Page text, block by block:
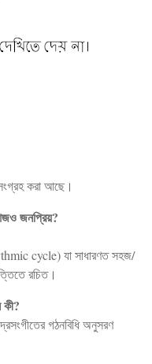
করা আছে।
জনপ্রিয়?
cycle) যা সাধারণত সহজ/
রচিত।
কী?
গঠনবিধি অনুসরণ